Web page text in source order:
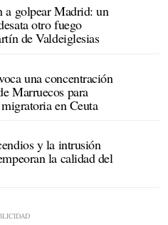
a golpear Madrid: un
otro fuego
de Valdeiglesias
una concentración
Marruecos para
en Ceuta
y la intrusión
la calidad del